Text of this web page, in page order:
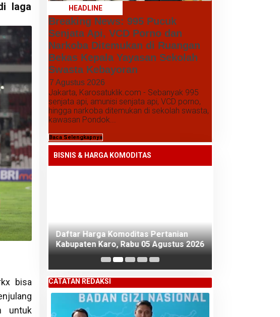
laga
bisa
untuk
HEADLINE
Breaking News: 995 Pucuk
Senjata Api, VCD Porno dan
Narkoba Ditemukan di Ruangan
Bekas Kepala Yayasan Sekolah
Swasta Kebayoran
7 Agustus 2026
Jakarta, Karosatuklik.com - Sebanyak 995
senjata api, amunisi senjata api, VCD porno,
hingga narkoba ditemukan di sekolah swasta,
kawasan Pondok...
Baca Selengkapnya
BISNIS & HARGA KOMODITAS
Daftar Harga Komoditas Pertanian
Kabupaten Karo, Rabu 05 Agustus 2026
CATATAN REDAKSI